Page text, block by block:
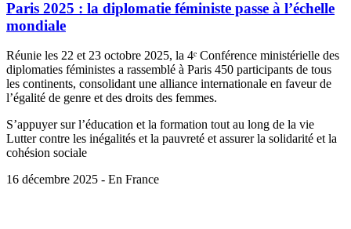
Paris 2025 : la diplomatie féministe passe à l’échelle
mondiale
Réunie les 22 et 23 octobre 2025, la 4ᵉ Conférence ministérielle des
diplomaties féministes a rassemblé à Paris 450 participants de tous
les continents, consolidant une alliance internationale en faveur de
l’égalité de genre et des droits des femmes.
S’appuyer sur l’éducation et la formation tout au long de la vie
Lutter contre les inégalités et la pauvreté et assurer la solidarité et la
cohésion sociale
16 décembre 2025 - En France